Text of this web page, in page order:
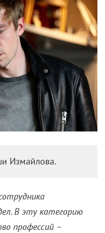
Измайлова.
В эту категорию
профессий –